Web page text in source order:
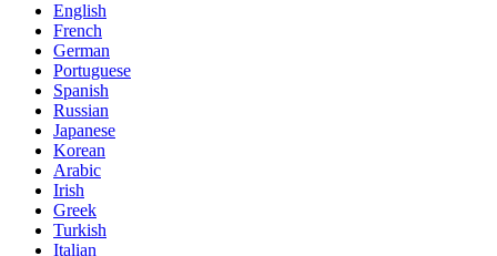
English
French
German
Portuguese
Spanish
Russian
Japanese
Korean
Arabic
Irish
Greek
Turkish
Italian